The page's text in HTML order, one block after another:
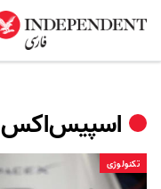
اسپیس‌اکس
تکنولوژی